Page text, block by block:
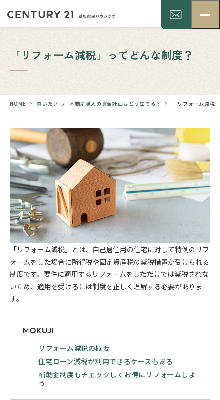
「リフォーム減税」ってどんな制度？
HOME 買いたい 不動産購入の資金計画はどう立てる？ 「リフォーム減税
「リフォーム減税」とは、自己居住用の住宅に対して特例のリフ
ォームをした場合に所得税や固定資産税の減税措置が受けられる
制度です。要件に適用するリフォームをしただけでは減税されな
いため、適用を受けるには制度を正しく理解する必要がありま
す。
MOKUJI
リフォーム減税の概要
住宅ローン減税が利用できるケースもある
補助金制度もチェックしてお得にリフォームしよ
う